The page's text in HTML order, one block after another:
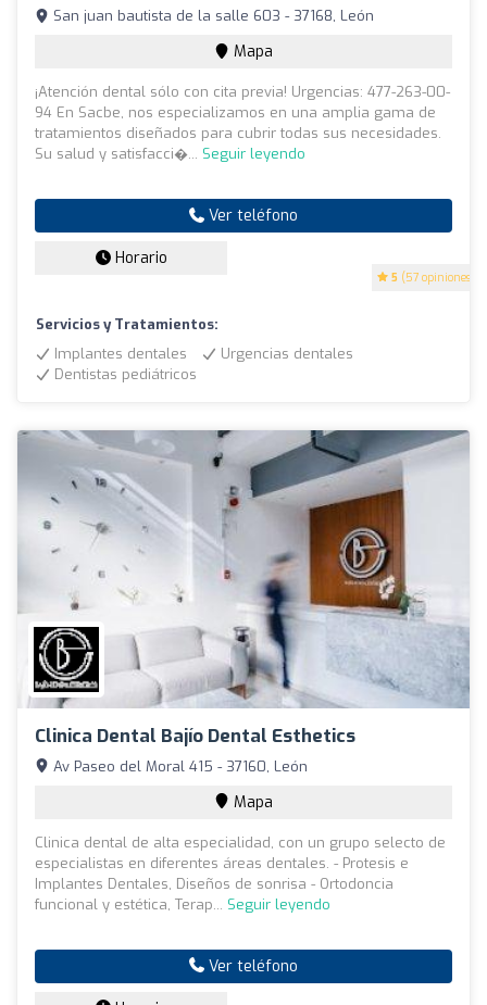
5 (57 opiniones)
San juan bautista de la salle 603 - 37168, León
Mapa
¡Atención dental sólo con cita previa! Urgencias: 477-263-00-
94 En Sacbe, nos especializamos en una amplia gama de
tratamientos diseñados para cubrir todas sus necesidades.
Su salud y satisfacci�... Seguir leyendo
Ver teléfono
Horario
Servicios y Tratamientos:
Implantes dentales
Urgencias dentales
Dentistas pediátricos
Clinica Dental Bajío Dental Esthetics
Av Paseo del Moral 415 - 37160, León
Mapa
Clinica dental de alta especialidad, con un grupo selecto de
especialistas en diferentes áreas dentales. - Protesis e
Implantes Dentales, Diseños de sonrisa - Ortodoncia
funcional y estética, Terap... Seguir leyendo
Ver teléfono